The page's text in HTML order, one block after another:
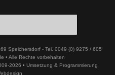
Speichersdorf - Tel. 0049 (0) 9275 / 605
• Alle Rechte vorbehalten
2026 • Umsetzung & Programmierung